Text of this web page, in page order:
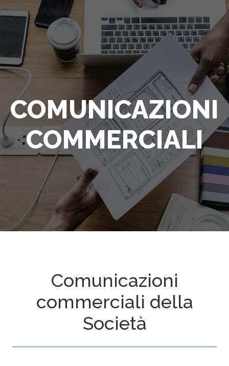
COMUNICAZIONI
COMMERCIALI
Comunicazioni
commerciali della
Società